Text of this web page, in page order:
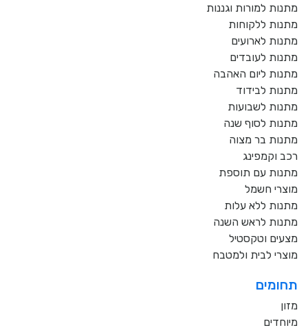
מתנות למורות וגננות
מתנות ללקוחות
מתנות לארועים
מתנות לעובדים
מתנות ליום האהבה
מתנות לבידוד
מתנות לשבועות
מתנות לסוף שנה
מתנות בר מצוה
רכב וקמפינג
מתנות עם תוספת
מוצרי חשמל
מתנות ללא עלות
מתנות לראש השנה
מצעים וטקסטיל
מוצרי לבית ולמטבח
תחומים
מזון
מיוחדים